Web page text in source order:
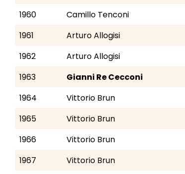
1960
Camillo Tenconi
1961
Arturo Allogisi
1962
Arturo Allogisi
1963
Gianni Re Cecconi
1964
Vittorio Brun
1965
Vittorio Brun
1966
Vittorio Brun
1967
Vittorio Brun